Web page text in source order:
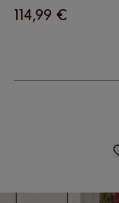
114,99 €